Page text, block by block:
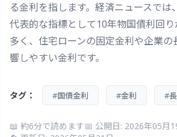
る金利を指します。経済ニュースでは
代表的な指標として10年物国債利回
多く、住宅ローンの固定金利や企業
響しやすい金利です。
タグ： #国債金利 #金利 #
📖 約6分で読めます📅 公開日: 2026年05月